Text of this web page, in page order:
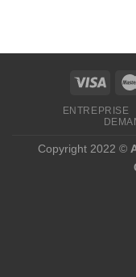
15
ENTREPRISE
Copyright 2022 ©